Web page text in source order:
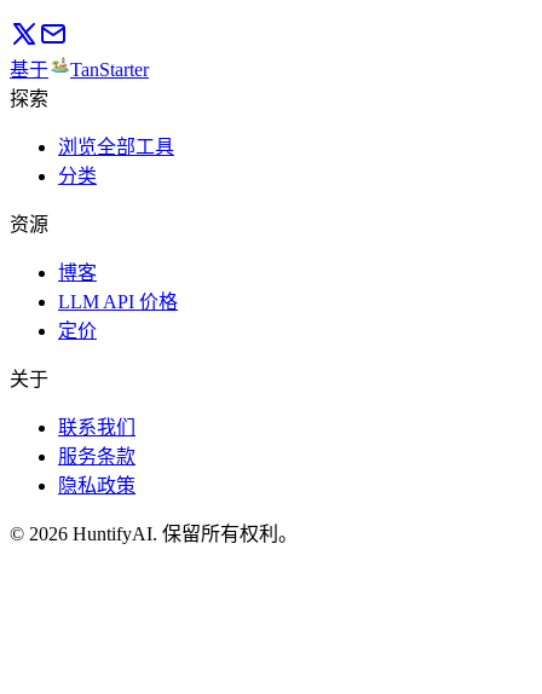
基于
TanStarter
探索
浏览全部工具
分类
资源
博客
LLM API 价格
定价
关于
联系我们
服务条款
隐私政策
© 2026 HuntifyAI. 保留所有权利。